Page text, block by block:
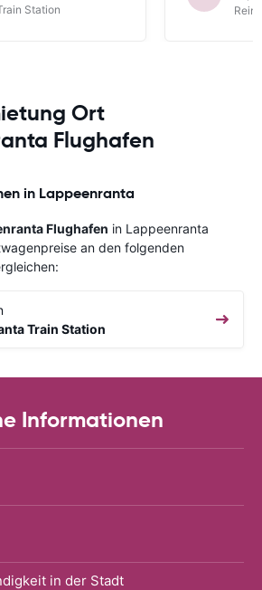
Station
Ort
Flughafen
in Lappeenranta
Flughafen in Lappeenranta
an den folgenden
Train Station
Informationen
in der Stadt